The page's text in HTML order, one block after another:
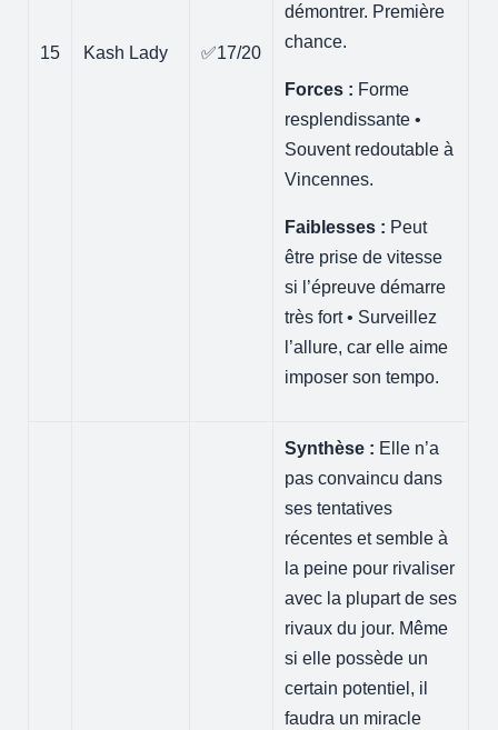
15 Kash Lady ✅17/20
démontrer. Première
chance.
Forces : Forme
resplendissante •
Souvent redoutable à
Vincennes.
Faiblesses : Peut
être prise de vitesse
si l’épreuve démarre
très fort • Surveillez
l’allure, car elle aime
imposer son tempo.
Synthèse : Elle n’a
pas convaincu dans
ses tentatives
récentes et semble à
la peine pour rivaliser
avec la plupart de ses
rivaux du jour. Même
si elle possède un
certain potentiel, il
faudra un miracle